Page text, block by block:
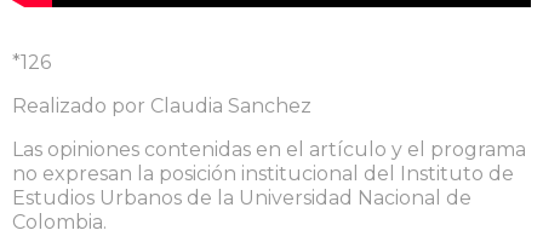
*126
Realizado por Claudia Sanchez
Las opiniones contenidas en el artículo y el programa
no expresan la posición institucional del Instituto de
Estudios Urbanos de la Universidad Nacional de
Colombia.